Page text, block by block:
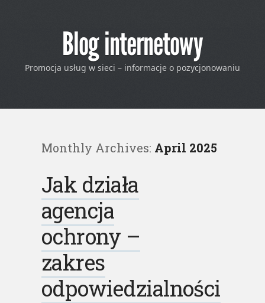
Blog internetowy
Promocja usług w sieci – informacje o pozycjonowaniu
Monthly Archives: April 2025
Jak działa
agencja
ochrony –
zakres
odpowiedzialności